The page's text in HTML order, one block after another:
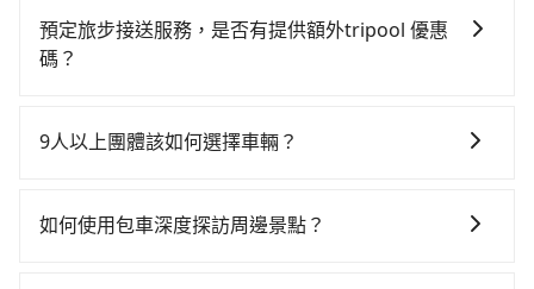
地。全程加上轉車時間共3小時52分鐘，假設3位同行，
高鐵加轉乘之平均每人花費為2,120元。不過南投縣領有
500倍，且清境農場並未位於市區，可能根本無車可攔。
果全程使用tripool並到府專車接送，則每人平均花費約
返回），雖已將eTag和可能的每小時40元路邊停車費用
預估進去，但額外的汽車保險與可能的罰單都需自付。
數超過四位，更是沒有較大的七人座或九人座可供選
修理，每一次租車都好像在開樂透一樣。另外，偶爾也
要注意南投縣僅有合法計程車約340輛，計程車密度為雙
北的0.2%，也就是說要臨時叫到小黃的難度是台北或新
們通常只在特定地點等候，或者必須透過叫車平台或電
費，約有58%會採現場議價，建議最好先上網預約，以
車、私家車或野雞車在招攬生意，這不僅是違法可能被
警察臨檢並趕下車，出意外後保險公司更是不會提供任
風險。而tripool雇用的司機、使用的車輛以及配合的車
險。最好辨別叫的車是否合法，就看車牌的開頭，只要
預定旅步接送服務，是否有提供額外tripool 優惠
碼？
折優惠，只需在預定去程時勾選下方選項：「預定來
9人以上團體該如何選擇車輛？
9人以上之廂型車，其實屬違法。在現行法律下，營業小
如何使用包車深度探訪周邊景點？